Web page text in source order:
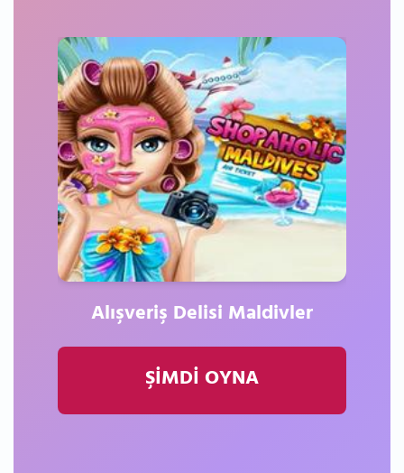
Alışveriş Delisi Maldivler
ŞİMDİ OYNA